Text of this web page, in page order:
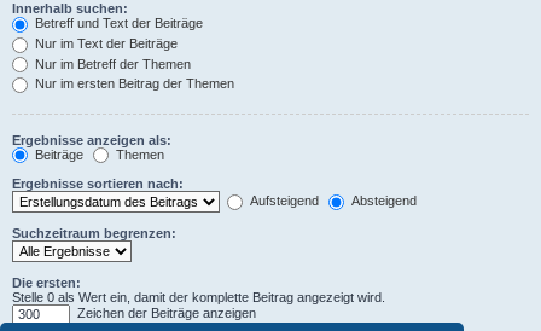
Innerhalb suchen:
Betreff und Text der Beiträge
Nur im Text der Beiträge
Nur im Betreff der Themen
Nur im ersten Beitrag der Themen
Ergebnisse anzeigen als:
Beiträge
Themen
Ergebnisse sortieren nach:
Aufsteigend
Absteigend
Suchzeitraum begrenzen:
Die ersten:
Stelle 0 als Wert ein, damit der komplette Beitrag angezeigt wird.
Zeichen der Beiträge anzeigen